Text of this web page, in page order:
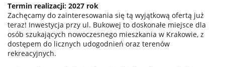
Termin realizacji: 2027 rok
Zachęcamy do zainteresowania się tą wyjątkową ofertą już
teraz! Inwestycja przy ul. Bukowej to doskonałe miejsce dla
osób szukających nowoczesnego mieszkania w Krakowie, z
dostępem do licznych udogodnień oraz terenów
rekreacyjnych.